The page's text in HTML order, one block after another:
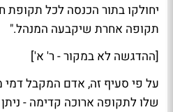
יחולקו בתור הכנסה לכל תקופת
תקופה אחרת שיקבעה המנהל."
[ההדגשה לא במקור - ר' א']
על פי סעיף זה, אדם המקבל
שלו לתקופה ארוכה קדימה -